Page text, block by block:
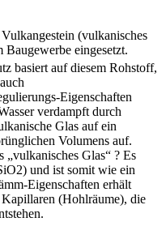
(vulkanisches
eingesetzt.
basiert auf diesem Rohstoff,
Eigenschaften
verdampft durch
Glas auf ein
Volumens auf.
„vulkanisches Glas“ ? Es
und ist somit wie ein
Eigenschaften erhält
(Hohlräume), die